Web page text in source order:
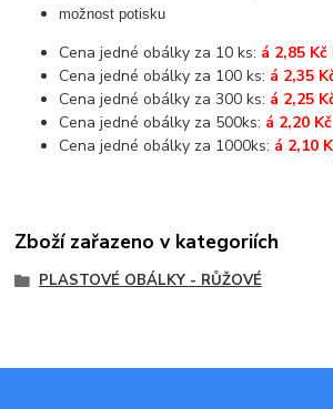
možnost potisku
Cena jedné obálky za 10 ks: á 2,85
Cena jedné obálky za 100 ks: á 2,35
Cena jedné obálky za 300 ks: á 2,25
Cena jedné obálky za 500ks: á 2,20
Cena jedné obálky za 1000ks: á 2,10
Zboží zařazeno v kategoriích
PLASTOVÉ OBÁLKY - RŮŽOVÉ